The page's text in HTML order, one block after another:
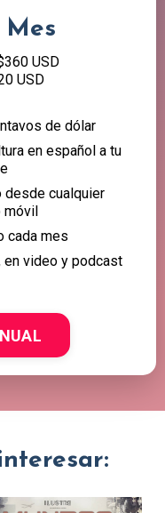
USD
USD
de dólar
en español a tu
desde cualquier
cada mes
video y podcast